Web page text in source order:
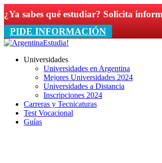
¿Ya sabes qué estudiar? Solicita
PIDE INFORMACIÓN
Universidades
Universidades en Argentina
Mejores Universidades 2024
Universidades a Distancia
Inscripciones 2024
Carreras y Tecnicaturas
Test Vocacional
Guías